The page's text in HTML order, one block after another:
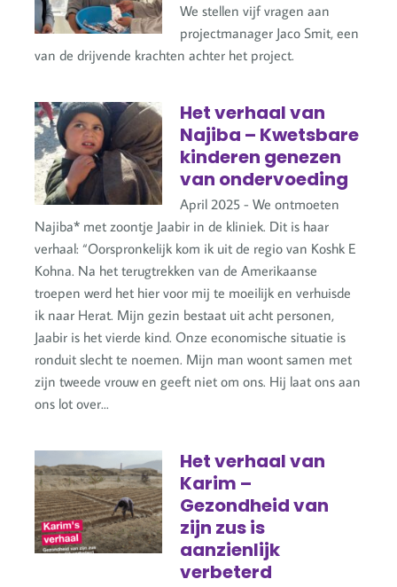
We stellen vijf vragen aan
projectmanager Jaco Smit, een
van de drijvende krachten achter het project.
Het verhaal van
Najiba – Kwetsbare
kinderen genezen
van ondervoeding
April 2025 - We ontmoeten
Najiba* met zoontje Jaabir in de kliniek. Dit is haar
verhaal: “Oorspronkelijk kom ik uit de regio van Koshk E
Kohna. Na het terugtrekken van de Amerikaanse
troepen werd het hier voor mij te moeilijk en verhuisde
ik naar Herat. Mijn gezin bestaat uit acht personen,
Jaabir is het vierde kind. Onze economische situatie is
ronduit slecht te noemen. Mijn man woont samen met
zijn tweede vrouw en geeft niet om ons. Hij laat ons aan
ons lot over...
Het verhaal van
Karim –
Gezondheid van
zijn zus is
aanzienlijk
verbeterd